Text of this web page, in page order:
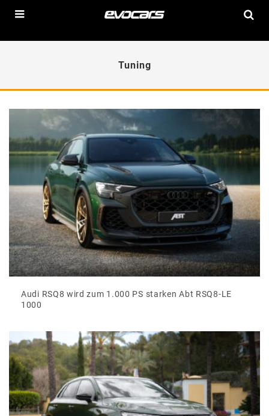
Tuning
Audi RSQ8 wird zum 1.000 PS starken Abt RSQ8-LE
1000